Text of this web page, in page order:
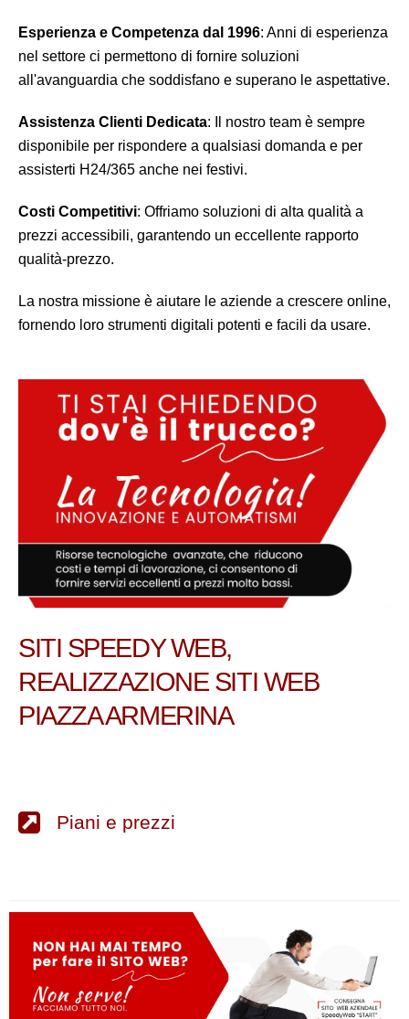
Esperienza e Competenza dal 1996: Anni di esperienza
nel settore ci permettono di fornire soluzioni
all'avanguardia che soddisfano e superano le aspettative.
Assistenza Clienti Dedicata: Il nostro team è sempre
disponibile per rispondere a qualsiasi domanda e per
assisterti H24/365 anche nei festivi.
Costi Competitivi: Offriamo soluzioni di alta qualità a
prezzi accessibili, garantendo un eccellente rapporto
qualità-prezzo.
La nostra missione è aiutare le aziende a crescere online,
fornendo loro strumenti digitali potenti e facili da usare.
SITI SPEEDY WEB,
REALIZZAZIONE SITI WEB
PIAZZA ARMERINA
Piani e prezzi